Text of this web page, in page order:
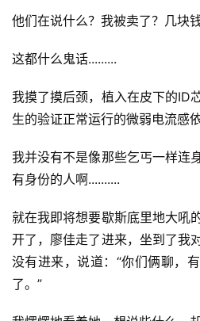
他们在说什么？我被卖了？几块
这都什么鬼话.........
我摸了摸后颈，植入在皮下的ID
生的验证正常运行的微弱电流感
我并没有不是像那些乞丐一样连
有身份的人啊..........
就在我即将想要歇斯底里地大吼
开了，廖佳走了进来，坐到了我
没有进来，说道：“你们俩聊，
了。”